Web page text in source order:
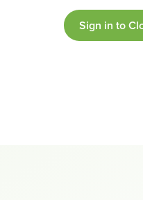
Sign in to